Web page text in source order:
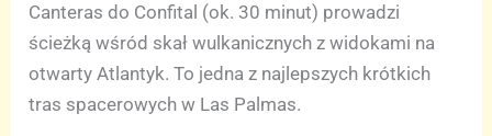
Canteras do Confital (ok. 30 minut) prowadzi
ścieżką wśród skał wulkanicznych z widokami na
otwarty Atlantyk. To jedna z najlepszych krótkich
tras spacerowych w Las Palmas.